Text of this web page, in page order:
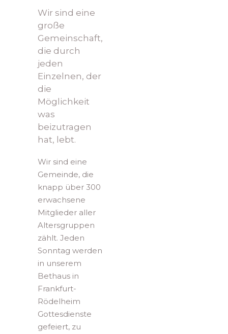
Wir sind eine
große
Gemeinschaft,
die durch
jeden
Einzelnen, der
die
Möglichkeit
was
beizutragen
hat, lebt.
Wir sind eine
Gemeinde, die
knapp über 300
erwachsene
Mitglieder aller
Altersgruppen
zählt. Jeden
Sonntag werden
in unserem
Bethaus in
Frankfurt-
Rödelheim
Gottesdienste
gefeiert, zu